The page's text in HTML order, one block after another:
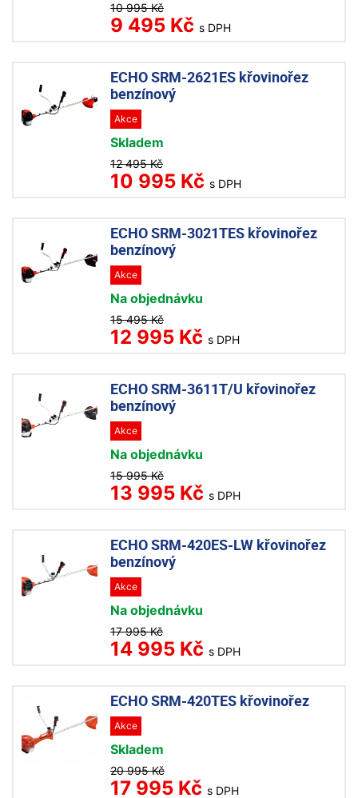
10 995 Kč
9 495 Kč s DPH
ECHO SRM-2621ES křovinořez
benzínový
Akce
Skladem
12 495 Kč
10 995 Kč s DPH
ECHO SRM-3021TES křovinořez
benzínový
Akce
Na objednávku
15 495 Kč
12 995 Kč s DPH
ECHO SRM-3611T/U křovinořez
benzínový
Akce
Na objednávku
15 995 Kč
13 995 Kč s DPH
ECHO SRM-420ES-LW křovinořez
benzínový
Akce
Na objednávku
17 995 Kč
14 995 Kč s DPH
ECHO SRM-420TES křovinořez
Akce
Skladem
20 995 Kč
17 995 Kč s DPH